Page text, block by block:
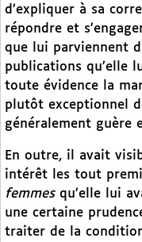
d’expliquer à sa
répondre et
que lui parviennent
publications qu’elle
toute évidence la
plutôt exceptionnel
généralement guère
En outre, il avait
intérêt les tout
femmesqu’elle lui
une certaine
traiter de la